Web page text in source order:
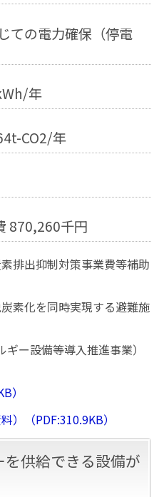
ての電力確保（停電
年
CO2/年
870,260千円
排出抑制対策事業費等補助
素化を同時実現する避難施
ー設備等導入推進事業）
）
）（PDF:310.9KB）
供給できる設備が